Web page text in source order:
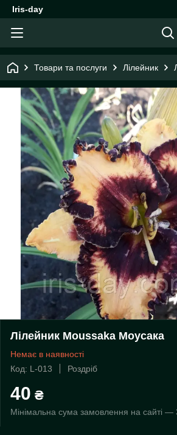
Iris-day
Товари та послуги Лілейник
Лілейник Moussaka Моусака
Немає в наявності
Код: L-013
Роздріб
40 ₴
Мінімальна сума замовлення на сайті —